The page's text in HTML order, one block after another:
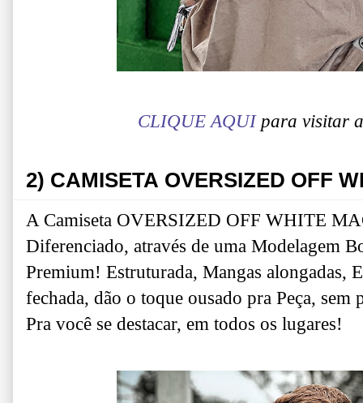
CLIQUE AQUIpara visitar
2) CAMISETA OVERSIZED OFF
A Camiseta OVERSIZED OFF WHITE
Diferenciado, através de uma Modelagem
Premium! Estruturada, Mangas alongadas,
fechada, dão o toque ousado pra Peça, sem
Pra você se destacar, em todos os lugares!